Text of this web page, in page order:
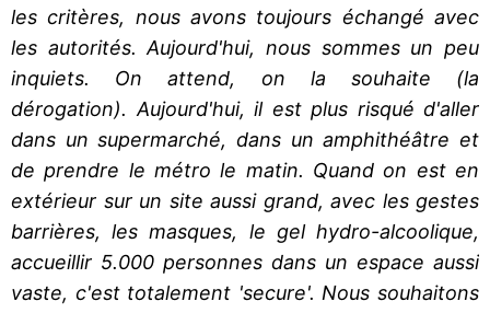
les critères, nous avons toujours échangé avec
les autorités. Aujourd'hui, nous sommes un peu
inquiets. On attend, on la souhaite (la
dérogation). Aujourd'hui, il est plus risqué d'aller
dans un supermarché, dans un amphithéâtre et
de prendre le métro le matin. Quand on est en
extérieur sur un site aussi grand, avec les gestes
barrières, les masques, le gel hydro-alcoolique,
accueillir 5.000 personnes dans un espace aussi
vaste, c'est totalement 'secure'. Nous souhaitons